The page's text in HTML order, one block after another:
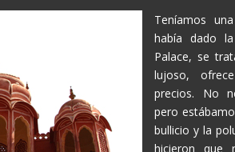
Teníamos
había dado
Palace, se
lujoso,
precios. No
pero
bullicio y la
hicieron que